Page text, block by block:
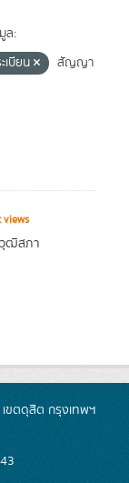
ล:
เบียน
สัญญา
views
วุฒิสภา
ขตดุสิต กรุงเทพฯ